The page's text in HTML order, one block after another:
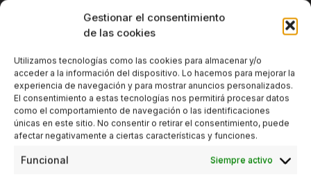
Gestionar el consentimiento
de las cookies
Utilizamos tecnologías como las cookies para almacenar y/o
acceder a la información del dispositivo. Lo hacemos para mejorar la
experiencia de navegación y para mostrar anuncios personalizados.
El consentimiento a estas tecnologías nos permitirá procesar datos
como el comportamiento de navegación o las identificaciones
únicas en este sitio. No consentir o retirar el consentimiento, puede
afectar negativamente a ciertas características y funciones.
Funcional Siempre activo